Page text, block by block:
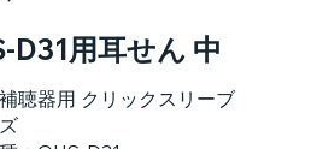
聴器用 クリックスリーブ
D31用耳せん 中